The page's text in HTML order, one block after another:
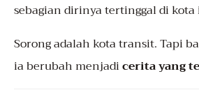
sebagian dirinya tertinggal di
Sorong adalah kota transit. Tapi
ia berubah menjadicerita yang